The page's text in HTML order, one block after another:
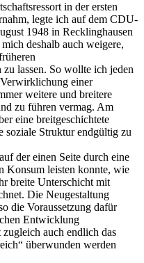
in der ersten
legte ich auf dem CDU-
1948 in Recklinghausen
deshalb auch weigere,
lassen. So wollte ich jeden
einer
weitere und breitere
zu führen vermag. Am
eine breitgeschichtete
soziale Struktur endgültig zu
der einen Seite durch eine
Konsum leisten konnte, wie
breite Unterschicht mit
Die Neugestaltung
die Voraussetzung dafür
Entwicklung
zugleich auch endlich das
überwunden werden